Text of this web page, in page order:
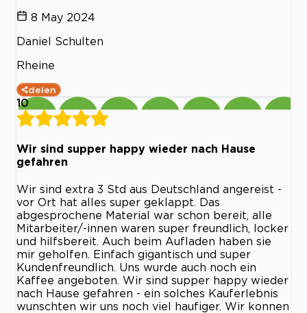
8 May 2024
Daniel Schulten
Rheine
delen
10
Wir sind supper happy wieder nach Hause
gefahren
Wir sind extra 3 Std aus Deutschland angereist -
vor Ort hat alles super geklappt. Das
abgesprochene Material war schon bereit, alle
Mitarbeiter/-innen waren super freundlich, locker
und hilfsbereit. Auch beim Aufladen haben sie
mir geholfen. Einfach gigantisch und super
Kundenfreundlich. Uns wurde auch noch ein
Kaffee angeboten. Wir sind supper happy wieder
nach Hause gefahren - ein solches Kauferlebnis
wunschten wir uns noch viel haufiger. Wir konnen